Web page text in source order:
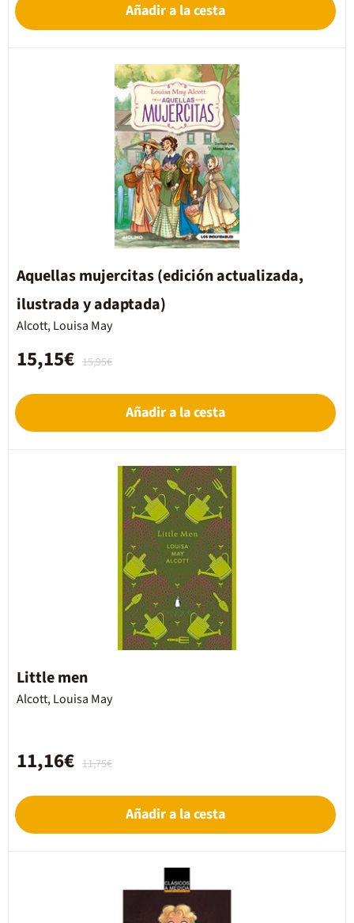
Añadir a la cesta
Aquellas mujercitas (edición actualizada,
ilustrada y adaptada)
Alcott, Louisa May
15,95€
15,15€
Añadir a la cesta
Little men
Alcott, Louisa May
11,75€
11,16€
Añadir a la cesta